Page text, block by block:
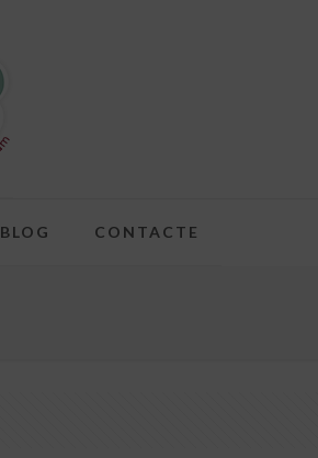
BLOG CONTACTE